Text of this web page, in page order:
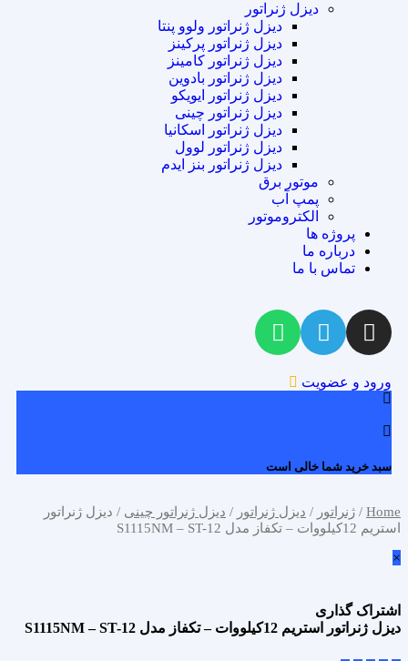
دیزل ژنراتور
دیزل ژنراتور ولوو پنتا
دیزل ژنراتور پرکینز
دیزل ژنراتور کامینز
دیزل ژنراتور بادوین
دیزل ژنراتور ایویکو
دیزل ژنراتور چینی
دیزل ژنراتور اسکانیا
دیزل ژنراتور لوول
دیزل ژنراتور بنز ایدم
موتور برق
پمپ آب
الکتروموتور
پروژه ها
درباره ما
تماس با ما
ورود و عضویت
سبد خرید شما خالی است
Home
/ ژنراتور / دیزل ژنراتور / دیزل ژنراتور چینی / دیزل ژنراتور
استریم 12کیلووات – تکفاز مدل S1115NM – ST-12
×
اشتراک گذاری
دیزل ژنراتور استریم 12کیلووات – تکفاز مدل S1115NM – ST-12